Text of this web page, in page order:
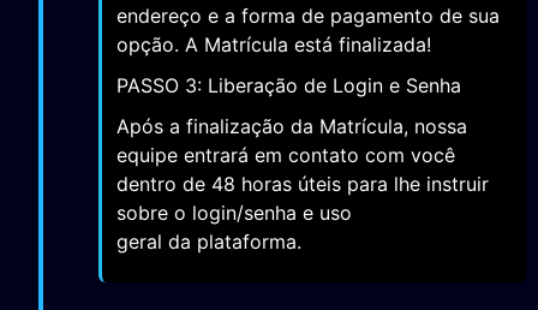
endereço e a forma de pagamento de sua
opção. A Matrícula está finalizada!
PASSO 3: Liberação de Login e Senha
Após a finalização da Matrícula, nossa
equipe entrará em contato com você
dentro de 48 horas úteis para lhe instruir
sobre o login/senha e uso
geral da plataforma.